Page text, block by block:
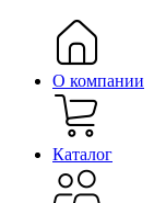
О компании
Каталог